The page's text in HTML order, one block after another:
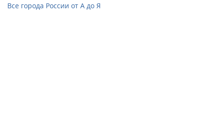
Все города России от А до Я